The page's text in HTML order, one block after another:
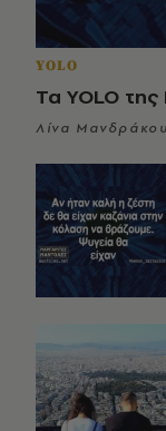
YOLO
Τα YOLO
Λίνα Μανδράκου